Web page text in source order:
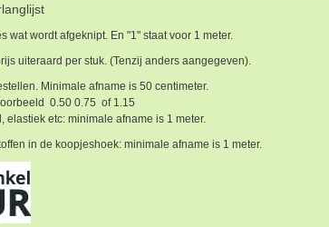
wat wordt afgeknipt. En "1" staat voor 1 meter.
uiteraard per stuk. (Tenzij anders aangegeven).
Minimale afname is 50 centimeter.
0.50 0.75 of 1.15
elastiek etc: minimale afname is 1 meter.
in de koopjeshoek: minimale afname is 1 meter.